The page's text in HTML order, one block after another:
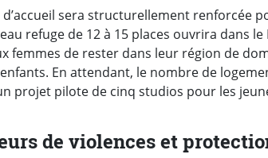
d’accueil sera structurellement renforcée
refuge de 12 à 15 places ouvrira dans le
femmes de rester dans leur région de
En attendant, le nombre de
projet pilote de cinq studios pour les
de violences et